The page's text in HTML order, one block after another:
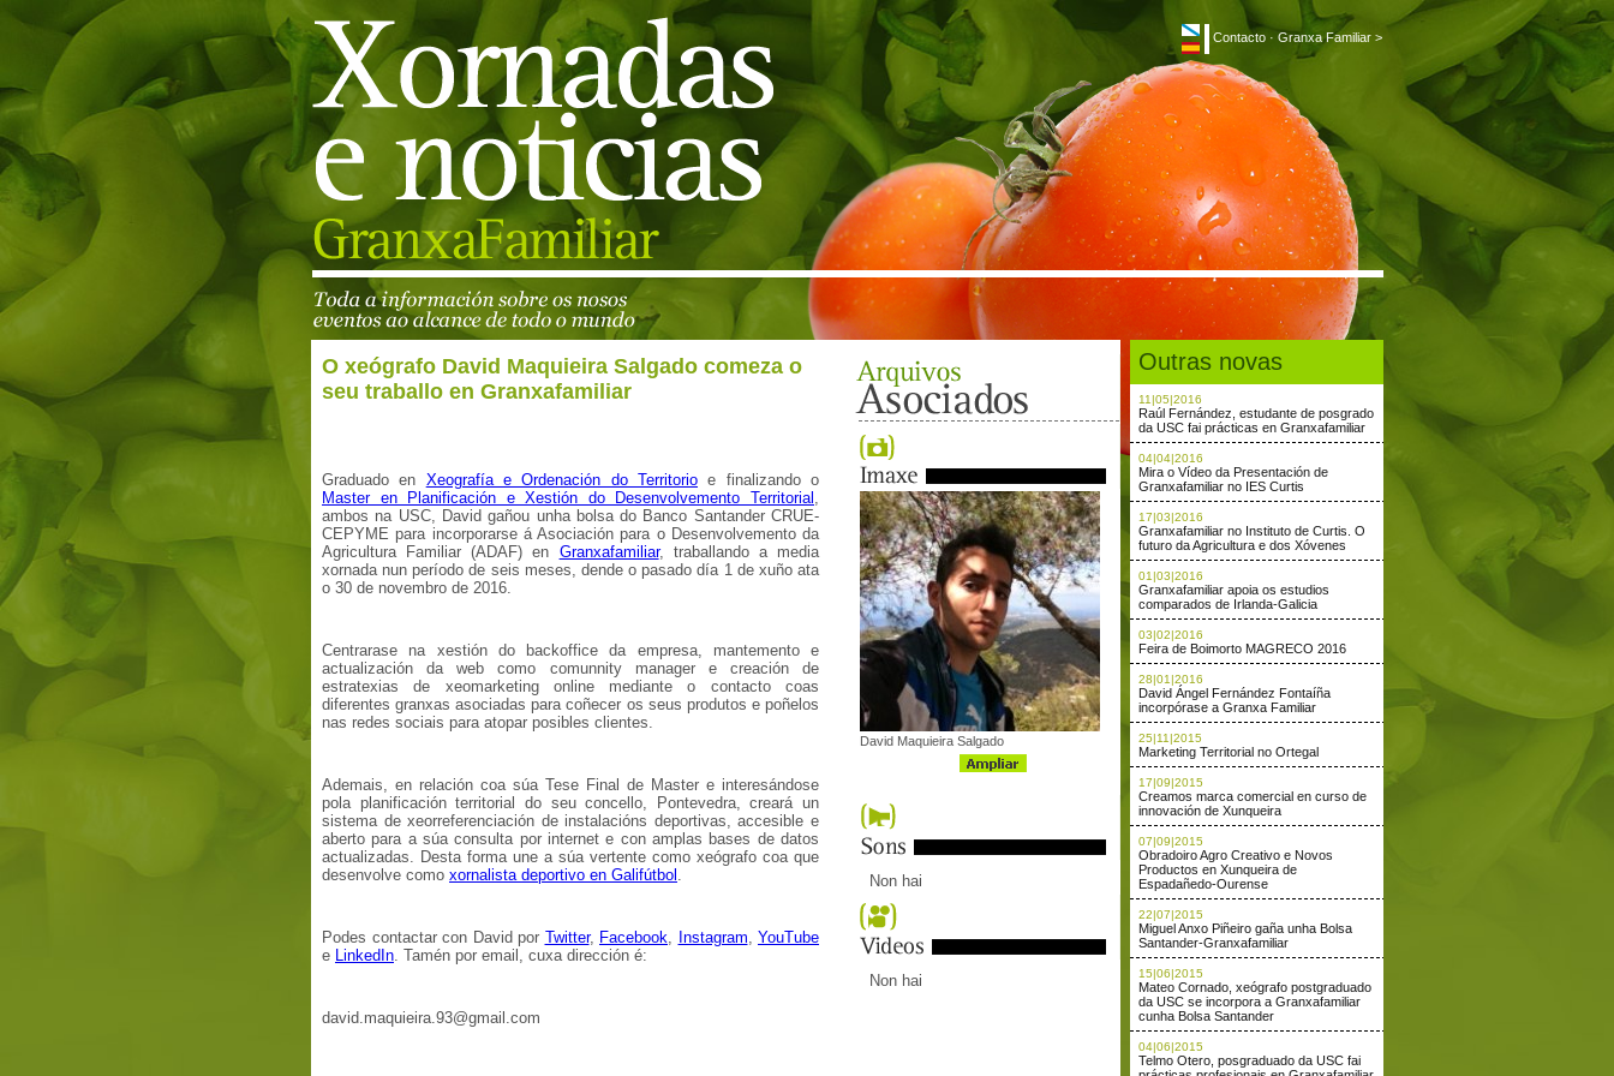
Contacto · Granxa Familiar >
Outras novas
11|05|2016
Raúl Fernández, estudante de posgrado
da USC fai prácticas en Granxafamiliar
04|04|2016
Mira o Vídeo da Presentación de
Granxafamiliar no IES Curtis
17|03|2016
Granxafamiliar no Instituto de Curtis. O
futuro da Agricultura e dos Xóvenes
01|03|2016
Granxafamiliar apoia os estudios
comparados de Irlanda-Galicia
03|02|2016
Feira de Boimorto MAGRECO 2016
28|01|2016
David Ángel Fernández Fontaíña
incorpórase a Granxa Familiar
25|11|2015
Marketing Territorial no Ortegal
17|09|2015
Creamos marca comercial en curso de
innovación de Xunqueira
07|09|2015
Obradoiro Agro Creativo e Novos
Productos en Xunqueira de
Espadañedo-Ourense
22|07|2015
Miguel Anxo Piñeiro gaña unha Bolsa
Santander-Granxafamiliar
15|06|2015
Mateo Cornado, xeógrafo postgraduado
da USC se incorpora a Granxafamiliar
cunha Bolsa Santander
04|06|2015
Telmo Otero, posgraduado da USC fai
David Maquieira Salgado
Non hai
Non hai
O xeógrafo David Maquieira Salgado comeza o
seu traballo en Granxafamiliar
Graduado en Xeografía e Ordenación do Territorio e finalizando o
Master en Planificación e Xestión do Desenvolvemento Territorial ,
ambos na USC, David gañou unha bolsa do Banco Santander CRUE-
CEPYME para incorporarse á Asociación para o Desenvolvemento da
Agricultura Familiar (ADAF) en Granxafamiliar, traballando a media
xornada nun período de seis meses, dende o pasado día 1 de xuño ata
o 30 de novembro de 2016.
Centrarase na xestión do backoffice da empresa, mantemento e
actualización da web como comunnity manager e creación de
estratexias de xeomarketing online mediante o contacto coas
diferentes granxas asociadas para coñecer os seus produtos e poñelos
nas redes sociais para atopar posibles clientes.
Ademais, en relación coa súa Tese Final de Master e interesándose
pola planificación territorial do seu concello, Pontevedra, creará un
sistema de xeorreferenciación de instalacións deportivas, accesible e
aberto para a súa consulta por internet e con amplas bases de datos
actualizadas. Desta forma une a súa vertente como xeógrafo coa que
desenvolve como xornalista deportivo en Galifútbol .
Podes contactar con David por Twitter, Facebook, Instagram, YouTube
e LinkedIn. Tamén por email, cuxa dirección é:
david.maquieira.93@gmail.com